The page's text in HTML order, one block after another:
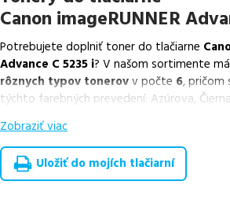
Canon imageRUNNER
Potrebujete doplniť toner do tlačiarne
Advance C 5235 i? V našom sortimente
rôznych typov tonerovv počte 6, pričom
týchto farebných prevedení: Azúrova,
Z uvedeného množstva dostupných náplní
náplnev počte 6ks.
Zobraziť viac
Uložiť do mojích tlačiarní